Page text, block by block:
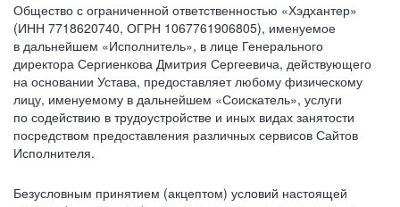
Общество с ограниченной ответственностью «Хэдхантер»
(ИНН 7718620740, ОГРН 1067761906805), именуемое
в дальнейшем «Исполнитель», в лице Генерального
директора Сергиенкова Дмитрия Сергеевича, действующего
на основании Устава, предоставляет любому физическому
лицу, именуемому в дальнейшем «Соискатель», услуги
по содействию в трудоустройстве и иных видах занятости
посредством предоставления различных сервисов Сайтов
Исполнителя.
Безусловным принятием (акцептом) условий настоящей